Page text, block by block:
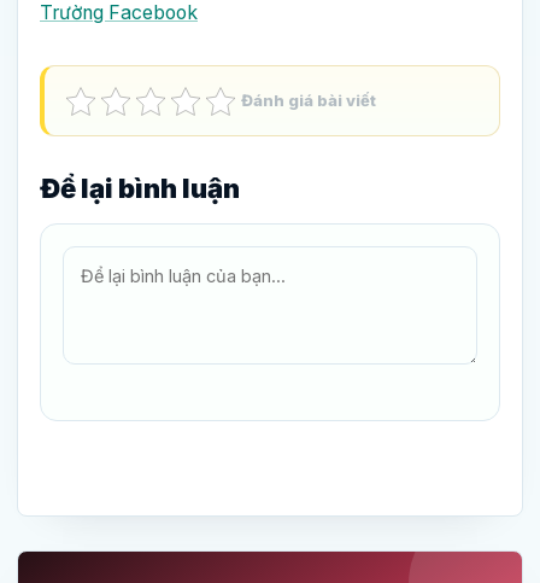
Trường Facebook
Đánh giá bài viết
Để lại bình luận